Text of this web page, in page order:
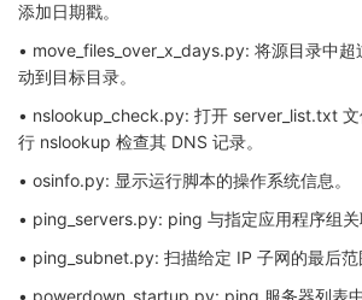
添加日期戳。
• move_files_over_x_days.py: 将源目录中超
动到目标目录。
• nslookup_check.py: 打开 server_list.txt 文
行 nslookup 检查其 DNS 记录。
• osinfo.py: 显示运行脚本的操作系统信息。
• ping_servers.py: ping 与指定应用程序组关
• ping_subnet.py: 扫描给定 IP 子网的最后范